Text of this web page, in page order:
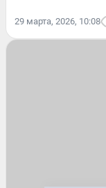
29 марта, 2026, 10:08